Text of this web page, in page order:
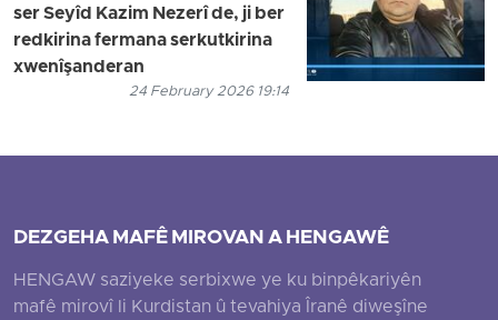
ser Seyîd Kazim Nezerî de, ji ber
redkirina fermana serkutkirina
xwenîşanderan
24 February 2026 19:14
DEZGEHA MAFÊ MIROVAN A HENGAWÊ
HENGAW saziyeke serbixwe ye ku binpêkariyên
mafê mirovî li Kurdistan û tevahiya Îranê diweşîne